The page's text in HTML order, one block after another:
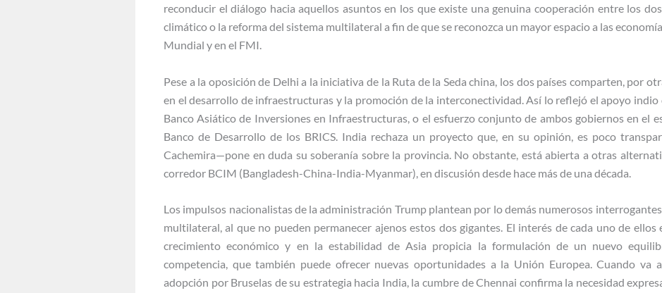
reconducir el diálogo hacia aquellos asuntos en los que existe una genuina cooperación entre los
climático o la reforma del sistema multilateral a fin de que se reconozca un mayor espacio a las
Mundial y en el FMI.
Pese a la oposición de Delhi a la iniciativa de la Ruta de la Seda china, los dos países comparten, por
en el desarrollo de infraestructuras y la promoción de la interconectividad. Así lo reflejó el apoyo indio
Banco Asiático de Inversiones en Infraestructuras, o el esfuerzo conjunto de ambos gobiernos en el
Banco de Desarrollo de los BRICS. India rechaza un proyecto que, en su opinión, es poco
Cachemira—pone en duda su soberanía sobre la provincia. No obstante, está abierta a otras
corredor BCIM (Bangladesh-China-India-Myanmar), en discusión desde hace más de una década.
Los impulsos nacionalistas de la administración Trump plantean por lo demás numerosos
multilateral, al que no pueden permanecer ajenos estos dos gigantes. El interés de cada uno de ellos
crecimiento económico y en la estabilidad de Asia propicia la formulación de un nuevo
competencia, que también puede ofrecer nuevas oportunidades a la Unión Europea. Cuando va
adopción por Bruselas de su estrategia hacia India, la cumbre de Chennai confirma la necesidad